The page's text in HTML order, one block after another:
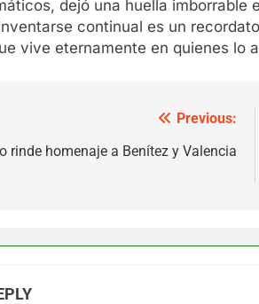
dejó una huella imborrable
continual es un
vive eternamente en quienes lo
Previous:
rinde homenaje a Benítez y Valencia